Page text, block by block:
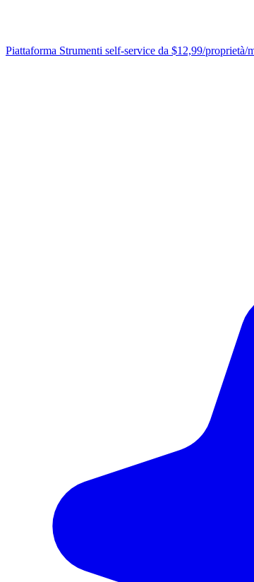
Piattaforma Strumenti self-service da $12,99/proprietà/